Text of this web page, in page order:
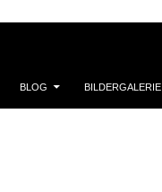
BLOG BILDERGALERIE